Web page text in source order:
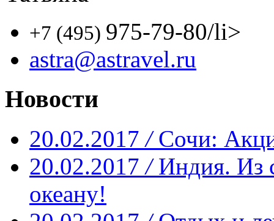
+7 (495) 975-79-80/li>
astra@astravel.ru
Новости
20.02.2017 / Сочи:
20.02.2017 / Индия. Из
океану!